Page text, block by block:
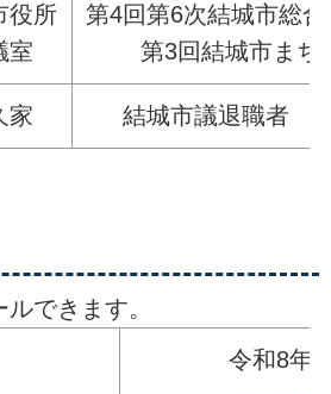
役所
室
第4回第6次結城市総
第3回結城市まち
家 結城市議退職者
できます。
令和8年